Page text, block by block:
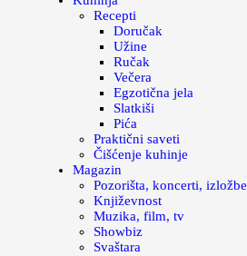
Recepti
Doručak
Užine
Ručak
Večera
Egzotična jela
Slatkiši
Pića
Praktični saveti
Čišćenje kuhinje
Magazin
Pozorišta, koncerti, izložbe
Književnost
Muzika, film, tv
Showbiz
Svaštara